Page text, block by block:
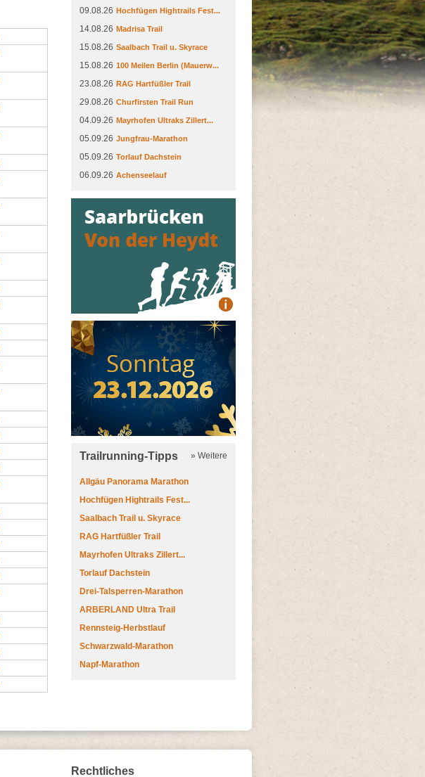
09.08.26 Hochfügen Hightrails Fest...
14.08.26 Madrisa Trail
15.08.26 Saalbach Trail u. Skyrace
15.08.26 100 Meilen Berlin (Mauerw...
23.08.26 RAG Hartfüßler Trail
29.08.26 Churfirsten Trail Run
04.09.26 Mayrhofen Ultraks Zillert...
05.09.26 Jungfrau-Marathon
05.09.26 Torlauf Dachstein
06.09.26 Achenseelauf
Trailrunning-Tipps » Weitere
Allgäu Panorama Marathon
Hochfügen Hightrails Fest...
Saalbach Trail u. Skyrace
RAG Hartfüßler Trail
Mayrhofen Ultraks Zillert...
Torlauf Dachstein
Drei-Talsperren-Marathon
ARBERLAND Ultra Trail
Rennsteig-Herbstlauf
Schwarzwald-Marathon
Napf-Marathon
Rechtliches